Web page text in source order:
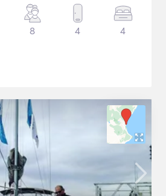
8 4 4